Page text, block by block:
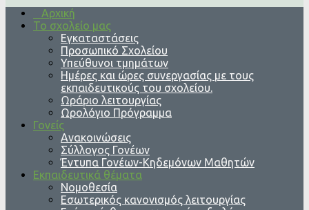
Αρχική
Το σχολείο μας
Εγκαταστάσεις
Προσωπικό Σχολείου
Υπεύθυνοι τμημάτων
Ημέρες και ώρες συνεργασίας με τους
εκπαιδευτικούς του σχολείου.
Ωράριο λειτουργίας
Ωρολόγιο Πρόγραμμα
Γονείς
Ανακοινώσεις
Σύλλογος Γονέων
Έντυπα Γονέων-Κηδεμόνων Μαθητών
Εκπαιδευτικά θέματα
Νομοθεσία
Εσωτερικός κανονισμός λειτουργίας